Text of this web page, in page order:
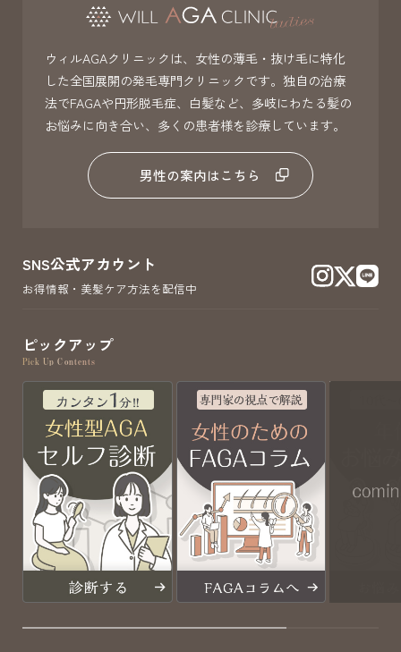
ウィルAGAクリニックは、女性の薄毛・抜け毛に特化
した全国展開の発毛専門クリニックです。独自の治療
法でFAGAや円形脱毛症、白髪など、多岐にわたる髪の
お悩みに向き合い、多くの患者様を診療しています。
男性の案内はこちら
SNS公式アカウント
お得情報・美髪ケア方法を配信中
ピックアップ
Pick Up Contents